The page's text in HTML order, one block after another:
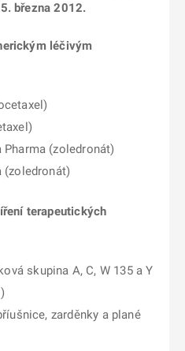
března 2012.
léčivým
(zoledronát)
(zoledronát)
terapeutických
skupina A, C, W 135 a Y
zarděnky a plané